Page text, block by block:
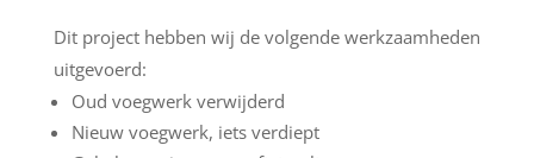
Dit project hebben wij de volgende werkzaamheden
uitgevoerd:
Oud voegwerk verwijderd
Nieuw voegwerk, iets verdiept